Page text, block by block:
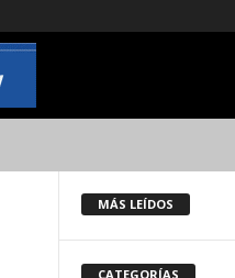
MÁS LEÍDOS
CATEGORÍAS